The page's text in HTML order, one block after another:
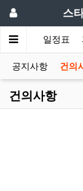
스
ASL 일정표
공지사항 건의
건의사항